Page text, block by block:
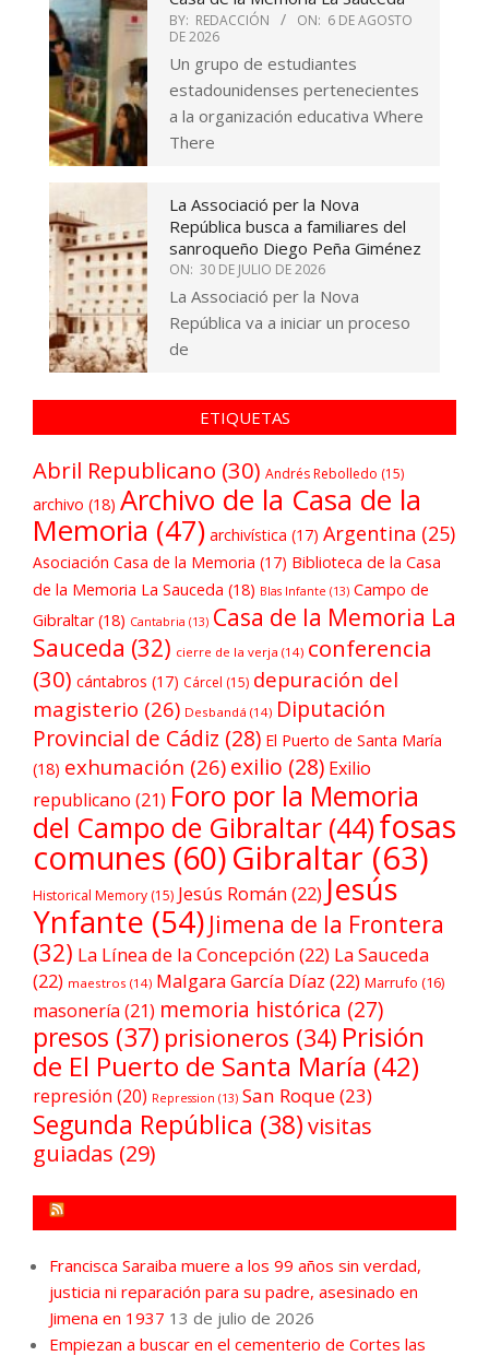
BY: REDACCIÓN ON: 6 DE AGOSTO
DE 2026
Un grupo de estudiantes
estadounidenses pertenecientes
a la organización educativa Where
There
La Associació per la Nova
República busca a familiares del
sanroqueño Diego Peña Giménez
ON: 30 DE JULIO DE 2026
La Associació per la Nova
República va a iniciar un proceso
de
ETIQUETAS
Abril Republicano (30) Andrés Rebolledo (15)
archivo (18) Archivo de la Casa de la
Memoria (47) archivística (17) Argentina (25)
Asociación Casa de la Memoria (17) Biblioteca de la Casa
de la Memoria La Sauceda (18) Blas Infante (13) Campo de
Gibraltar(18) Cantabria (13) Casa de la Memoria La
Sauceda (32) cierre de la verja (14) conferencia
(30) cántabros (17) Cárcel (15) depuración del
magisterio (26) Desbandá (14) Diputación
Provincial de Cádiz (28) El Puerto de Santa María
(18) exhumación (26) exilio (28) Exilio
republicano (21) Foro por la Memoria
del Campo de Gibraltar (44)fosas
comunes (60)Gibraltar(63)
Historical Memory (15) Jesús Román(22) Jesús
Ynfante (54) Jimena de la Frontera
(32) La Línea de la Concepción(22) La Sauceda
(22) maestros (14) Malgara García Díaz (22) Marrufo (16)
masonería (21) memoria histórica (27)
presos (37) prisioneros (34) Prisión
de El Puerto de Santa María (42)
represión (20) Repression (13) San Roque(23)
Segunda República (38)visitas
guiadas (29)
Francisca Saraiba muere a los 99 años sin verdad,
justicia ni reparación para su padre, asesinado en
Jimena en 1937 13 de julio de 2026
Empiezan a buscar en el cementerio de Cortes las